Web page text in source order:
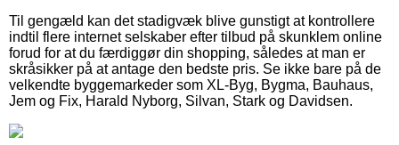
Til gengæld kan det stadigvæk blive gunstigt at kontrollere
indtil flere internet selskaber efter tilbud på skunklem online
forud for at du færdiggør din shopping, således at man er
skråsikker på at antage den bedste pris. Se ikke bare på de
velkendte byggemarkeder som XL-Byg, Bygma, Bauhaus,
Jem og Fix, Harald Nyborg, Silvan, Stark og Davidsen.